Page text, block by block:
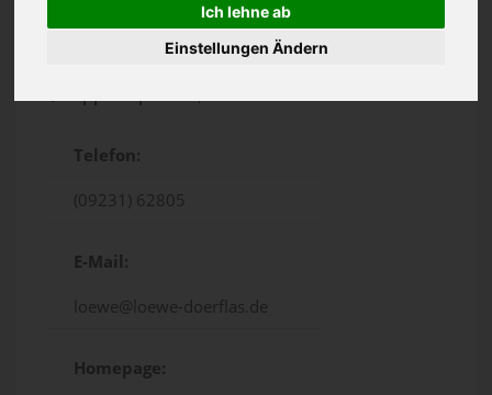
Ich lehne ab
Einstellungen Ändern
Telefon:
(09231) 62805
E-Mail:
loewe@loewe-doerflas.de
Homepage: